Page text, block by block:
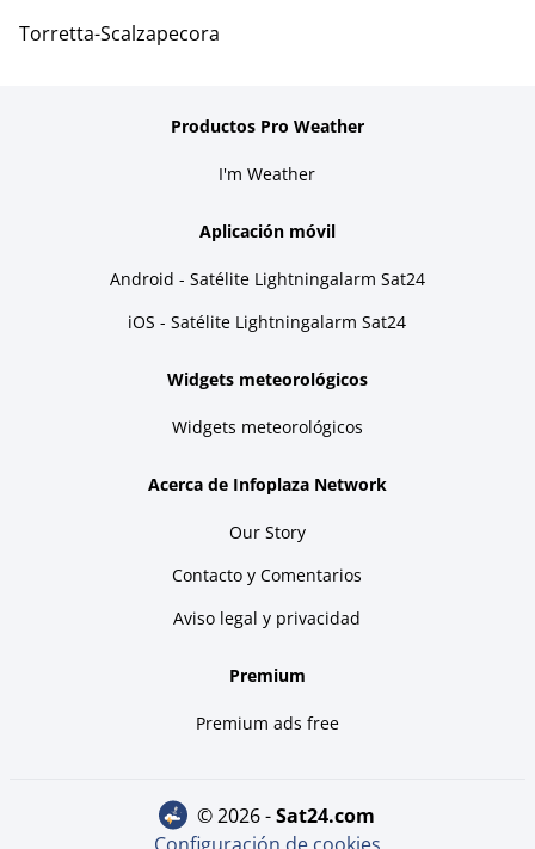
Torretta-Scalzapecora
Productos Pro Weather
I'm Weather
Aplicación móvil
Android - Satélite Lightningalarm Sat24
iOS - Satélite Lightningalarm Sat24
Widgets meteorológicos
Widgets meteorológicos
Acerca de Infoplaza Network
Our Story
Contacto y Comentarios
Aviso legal y privacidad
Premium
Premium ads free
© 2026 - sat24.com